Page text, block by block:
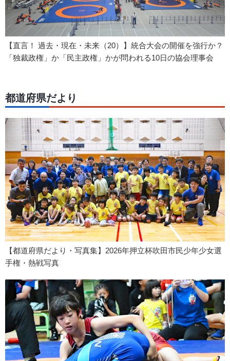
【直言！ 過去・現在・未来（20）】統合大会の開催を強行か？
「独裁政権」か「民主政権」かが問われる10日の協会理事会
都道府県だより
【都道府県だより・写真集】2026年押立杯吹田市民少年少女選
手権・熱戦写真